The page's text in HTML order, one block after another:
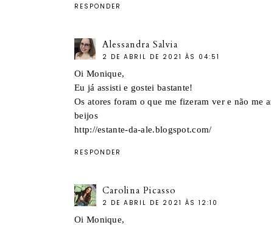
RESPONDER
Alessandra Salvia
2 DE ABRIL DE 2021 ÀS 04:51
Oi Monique,
Eu já assisti e gostei bastante!
Os atores foram o que me fizeram ver e não me
beijos
http://estante-da-ale.blogspot.com/
RESPONDER
Carolina Picasso
2 DE ABRIL DE 2021 ÀS 12:10
Oi Monique,